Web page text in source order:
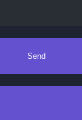
Send